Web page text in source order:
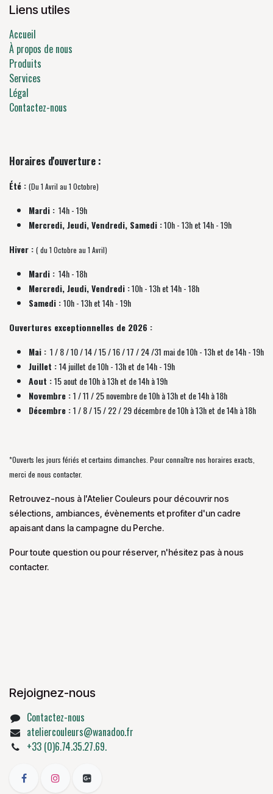
Liens utiles
Accueil
À propos de nous
Produits
Services
Légal
Contactez-nous
Horaires d'ouverture :
Été : (Du 1 Avril au 1 Octobre)
Mardi : 14h - 19h
Mercredi, Jeudi, Vendredi, Samedi :10h - 13h et 14h - 19h
Hiver : ( du 1 Octobre au 1 Avril)
Mardi : 14h - 18h
Mercredi, Jeudi, Vendredi :10h - 13h et 14h - 18h
Samedi :10h - 13h et 14h - 19h
Ouvertures exceptionnelles de 2026 :
Mai : 1 / 8 / 10 / 14 / 15 / 16 / 17 / 24 /31 mai de 10h - 13h et de 14h - 19h
Juillet :14 juillet de 10h - 13h et de 14h - 19h
Aout :15 aout de 10h à 13h et de 14h à 19h
Novembre :1 / 11 / 25 novembre de10h à 13h et de 14h à 18h
Décembre :1 / 8 / 15 / 22 / 29 décembrede10h à 13h et de 14h à 18h
*Ouverts les jours fériés et certains dimanches. Pour connaître nos horaires exacts,
merci de nous contacter.
Retrouvez-nous à l'Atelier Couleurs pour découvrir nos
sélections, ambiances, évènements et profiter d'un cadre
apaisant dans la campagne du Perche.
Pour toute question ou pour réserver, n'hésitez pas à nous
contacter.
Rejoignez-nous
Contactez-nous
ateliercouleurs@wanadoo.fr
+33 (0)6.74.35.27.69.